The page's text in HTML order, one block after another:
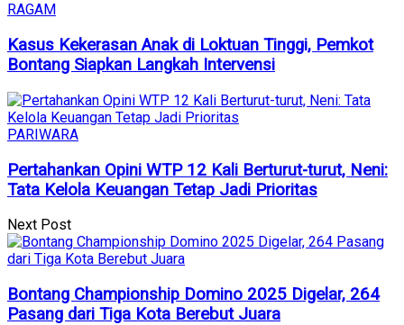
RAGAM
Kasus Kekerasan Anak di Loktuan Tinggi, Pemkot
Bontang Siapkan Langkah Intervensi
PARIWARA
Pertahankan Opini WTP 12 Kali Berturut-turut, Neni:
Tata Kelola Keuangan Tetap Jadi Prioritas
Next Post
Bontang Championship Domino 2025 Digelar, 264
Pasang dari Tiga Kota Berebut Juara